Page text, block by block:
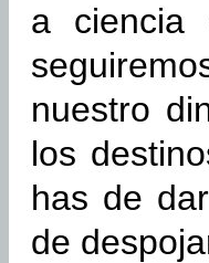
a ciencia
nuestro
los
has de
de